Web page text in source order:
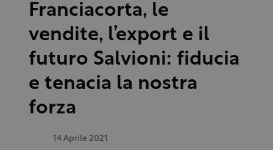
Franciacorta, le
vendite, l’export e il
futuro Salvioni: fiducia
e tenacia la nostra
forza
14 Aprile 2021